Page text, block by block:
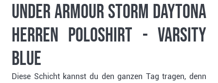
Under Armour Storm Daytona
Herren Poloshirt - varsity
blue
Diese Schicht kannst du den ganzen Tag tragen, denn